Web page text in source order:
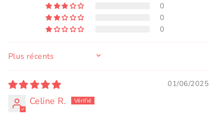
0
0
0
SORT BY
01/06/2025
Celine R.